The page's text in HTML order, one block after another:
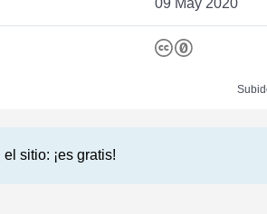
el sitio: ¡es gratis!